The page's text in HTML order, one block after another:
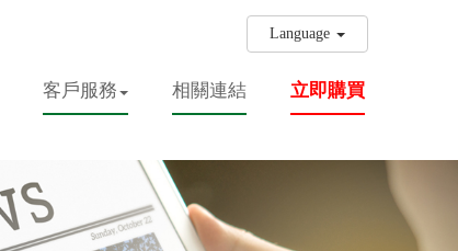
Language
客戶服務 相關連結 立即購買